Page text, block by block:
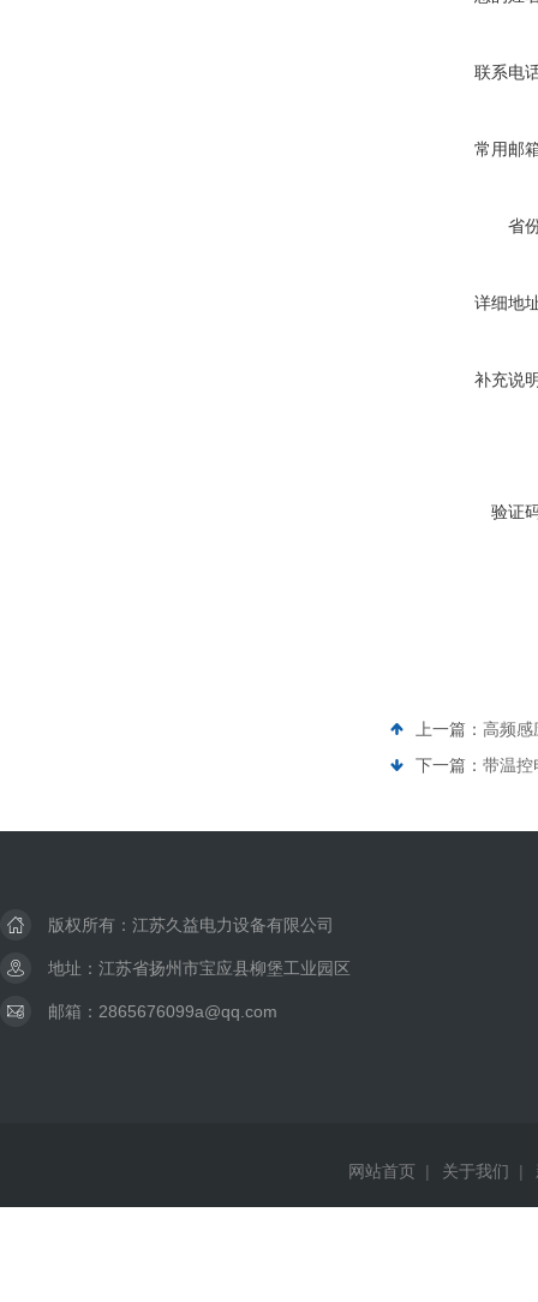
联系电
常用邮
省
详细地
补充说
验证
上一篇： 高频感
下一篇： 带温控
版权所有：江苏久益电力设备有限公司
地址：江苏省扬州市宝应县柳堡工业园区
邮箱：2865676099a@qq.com
网站首页 | 关于我们 |